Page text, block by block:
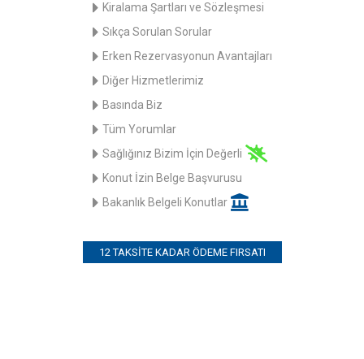
Kiralama Şartları ve Sözleşmesi
Sıkça Sorulan Sorular
Erken Rezervasyonun Avantajları
Diğer Hizmetlerimiz
Basında Biz
Tüm Yorumlar
Sağlığınız Bizim İçin Değerli
Konut İzin Belge Başvurusu
Bakanlık Belgeli Konutlar
12 TAKSITE KADAR ÖDEME FIRSATI